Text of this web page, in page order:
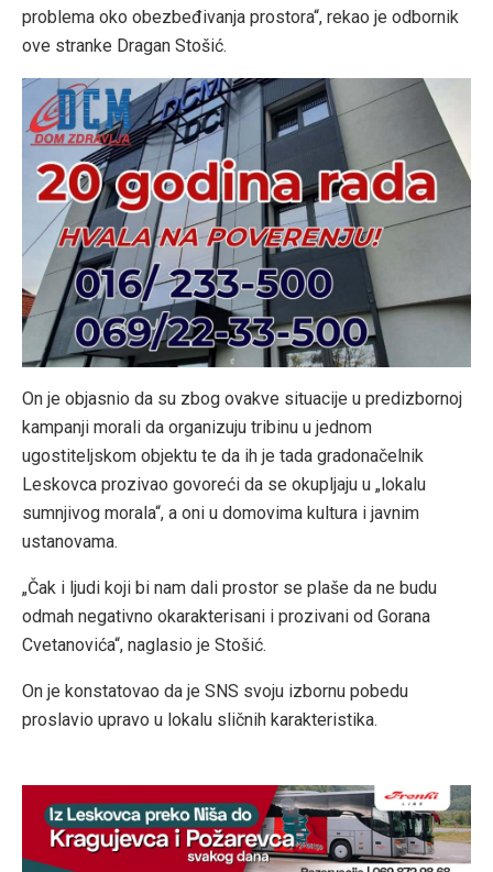
problema oko obezbeđivanja prostora“, rekao je odbornik
ove stranke Dragan Stošić.
On je objasnio da su zbog ovakve situacije u predizbornoj
kampanji morali da organizuju tribinu u jednom
ugostiteljskom objektu te da ih je tada gradonačelnik
Leskovca prozivao govoreći da se okupljaju u „lokalu
sumnjivog morala“, a oni u domovima kultura i javnim
ustanovama.
„Čak i ljudi koji bi nam dali prostor se plaše da ne budu
odmah negativno okarakterisani i prozivani od Gorana
Cvetanovića“, naglasio je Stošić.
On je konstatovao da je SNS svoju izbornu pobedu
proslavio upravo u lokalu sličnih karakteristika.